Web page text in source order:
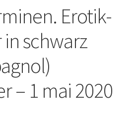
Erotik-
schwarz
– 1 mai 2020